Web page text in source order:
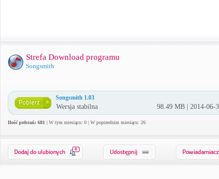
Strefa Download programu
Songsmith
Songsmith 1.03
Wersja stabilna 98.49 MB | 2014-06-
Ilość pobrań: 681 | W tym miesiącu: 0 | W poprzednim miesiącu: 26
0